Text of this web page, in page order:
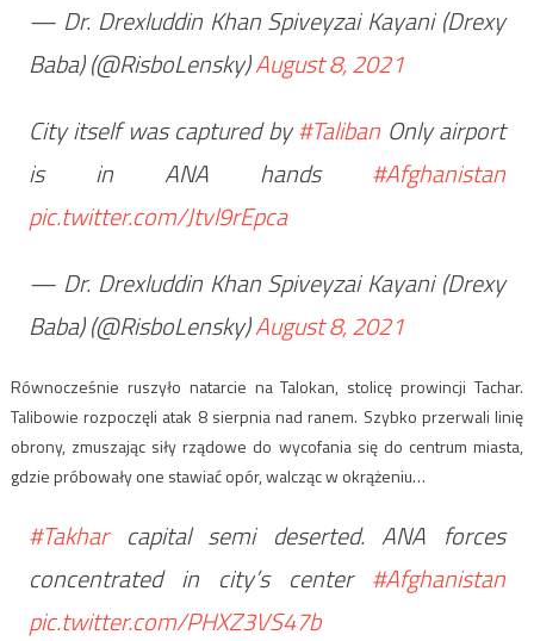
— Dr. Drexluddin Khan Spiveyzai Kayani (Drexy
Baba) (@RisboLensky)August 8, 2021
City itself was captured by#Taliban Only airport
is in ANA hands #Afghanistan
pic.twitter.com/Jtvl9rEpca
— Dr. Drexluddin Khan Spiveyzai Kayani (Drexy
Baba) (@RisboLensky)August 8, 2021
Równocześnie ruszyło natarcie na Talokan, stolicę prowincji Tachar.
Talibowie rozpoczęli atak 8 sierpnia nad ranem. Szybko przerwali linię
obrony, zmuszając siły rządowe do wycofania się do centrum miasta,
gdzie próbowały one stawiać opór, walcząc w okrążeniu…
#Takharcapital semi deserted. ANA forces
concentrated in city’s center #Afghanistan
pic.twitter.com/PHXZ3VS47b